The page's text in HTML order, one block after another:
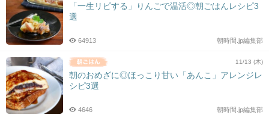
「一生リピする」りんごで温活◎朝ごはんレシピ3
選
朝時間.jp編集部
64913
11/13 (木)
朝のおめざに◎ほっこり甘い「あんこ」アレンジレ
シピ3選
朝時間.jp編集部
4646